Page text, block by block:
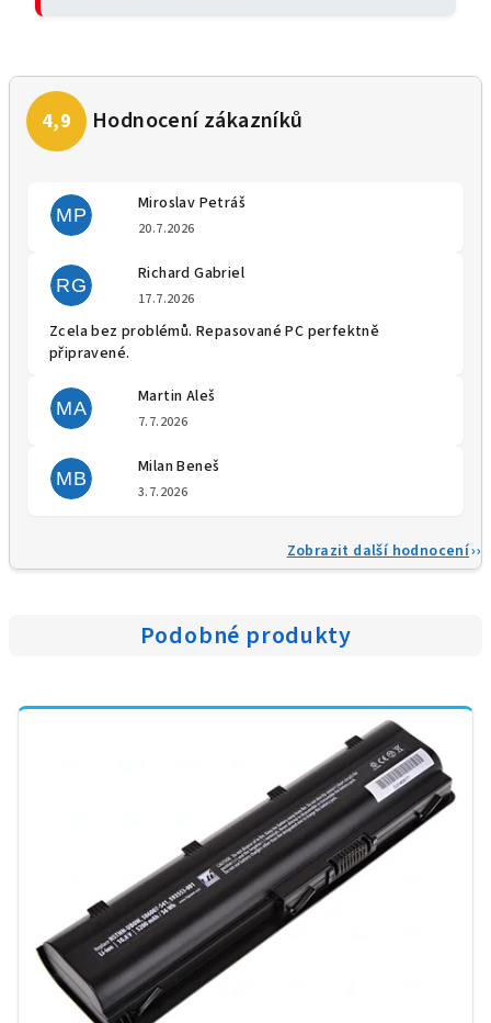
MP
Miroslav Petráš
20.7.2026
RG
Richard Gabriel
17.7.2026
Zcela bez problémů. Repasované PC perfektně
připravené.
MA
Martin Aleš
7.7.2026
MB
Milan Beneš
3.7.2026
Zobrazit další hodnocení
Podobné produkty